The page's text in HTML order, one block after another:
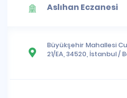
Aslıhan Eczanesi
Büyükşehir Mahallesi
21/EA, 34520, İstanbul/